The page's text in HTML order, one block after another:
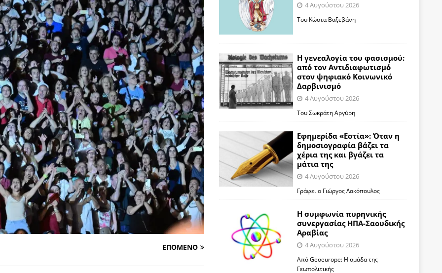
ΑΠΟΨΕΙΣ
ΠΡΟΒΟΛΕΣ
Πώς ένας αποτυχημένος κοινοβουλευτικός έγινε
και δεν εκβιάζεται
ΠΑΡΕΜΒΑΣΕΙΣ
δεύτερης θέσης είναι (πολύ) ανοιχτή ακόμη. Προς αναμέτρηση
ΑΠΟΨΕΙΣ
παράταξης: Ο λαός θέλει, αλλά τα κόμματα της αντιπολίτευσης δεν
της αθωότητας;» Το «αίνιγμα»και η «λύση» του μέσα από τον
και οι Ρήτρες του ESM
ΑΠΟΨΕΙΣ
για την Ελλάδα
ΑΠΟΨΕΙΣ
εμφανιζόμενη»: Το άδοξο βήμα της Μ. Καρυστιανού
ΕΠΟΜΕΝΟ
4 Αυγούστου 2026
Του Κώστα Βαξεβάνη
Η γενεαλογία του φασισμού:
από τον Αντιδιαφωτισμό
στον ψηφιακό Κοινωνικό
Δαρβινισμό
4 Αυγούστου 2026
Του Σωκράτη Αργύρη
Εφημερίδα «Εστία»: Όταν η
δημοσιογραφία βάζει τα
χέρια της και βγάζει τα
μάτια της
4 Αυγούστου 2026
Γράφει ο Γιώργος Λακόπουλος
Η συμφωνία πυρηνικής
συνεργασίας ΗΠΑ-Σαουδικής
Αραβίας
4 Αυγούστου 2026
Από Geoeurope: H ομάδα της
Γεωπολιτικής